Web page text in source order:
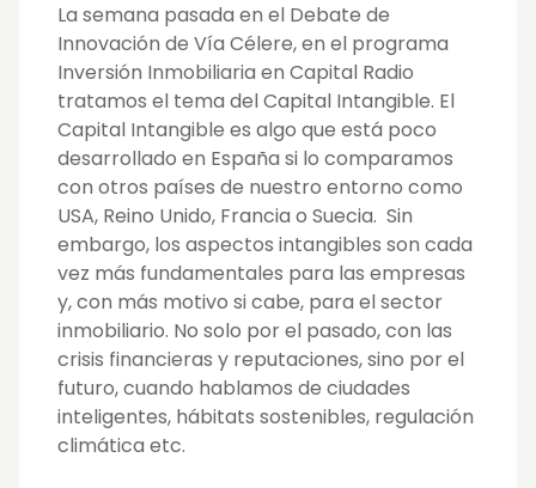
La semana pasada en el Debate de
Innovación de Vía Célere, en el programa
Inversión Inmobiliaria en Capital Radio
tratamos el tema del Capital Intangible. El
Capital Intangible es algo que está poco
desarrollado en España si lo comparamos
con otros países de nuestro entorno como
USA, Reino Unido, Francia o Suecia. Sin
embargo, los aspectos intangibles son cada
vez más fundamentales para las empresas
y, con más motivo si cabe, para el sector
inmobiliario. No solo por el pasado, con las
crisis financieras y reputaciones, sino por el
futuro, cuando hablamos de ciudades
inteligentes, hábitats sostenibles, regulación
climática etc.